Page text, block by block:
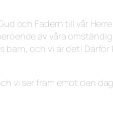
och Fadern till vår
av våra
barn, och vi är det!
vi ser fram emot den